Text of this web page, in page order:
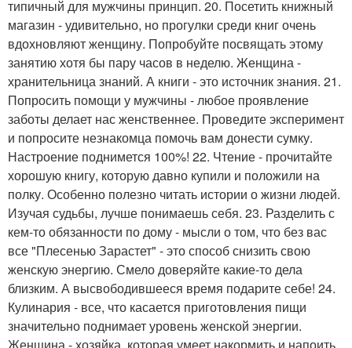
типичный для мужчины принцип. 20. Посетить книжный
магазин - удивительно, но прогулки среди книг очень
вдохновляют женщину. Попробуйте посвящать этому
занятию хотя бы пару часов в неделю. Женщина -
хранительница знаний. А книги - это источник знания. 21.
Попросить помощи у мужчины - любое проявление
заботы делает нас женственнее. Проведите эксперимент
и попросите незнакомца помочь вам донести сумку.
Настроение поднимется 100%! 22. Чтение - прочитайте
хорошую книгу, которую давно купили и положили на
полку. Особенно полезно читать истории о жизни людей.
Изучая судьбы, лучше понимаешь себя. 23. Разделить с
кем-то обязанности по дому - мысли о том, что без вас
все "Плесенью Зарастет" - это способ снизить свою
женскую энергию. Смело доверяйте какие-то дела
близким. А высвободившееся время подарите себе! 24.
Кулинария - все, что касается приготовления пищи
значительно поднимает уровень женской энергии.